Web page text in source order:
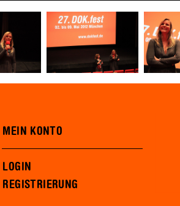
MEIN KONTO
LOGIN
REGISTRIERUNG